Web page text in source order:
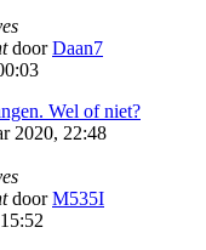
doorDaan7
Wel of niet?
2020, 22:48
doorM535I